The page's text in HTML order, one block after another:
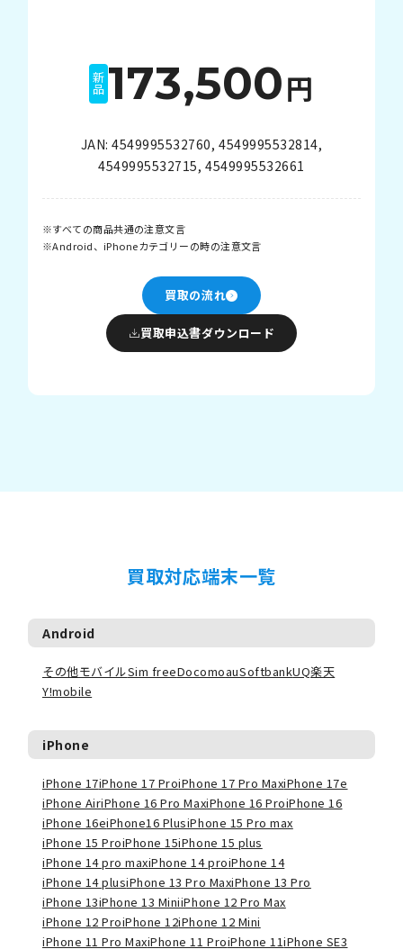
新品173,500円
JAN:4549995532760,4549995532814,
4549995532715,4549995532661
すべての商品共通の注意文言
Android、iPhoneカテゴリーの時の注意文言
買取の流れ
買取申込書ダウンロード
買取対応端末一覧
Android
その他モバイルSim freeDocomoauSoftbankUQ楽天
Y!mobile
iPhone
iPhone 17iPhone 17 ProiPhone 17 Pro MaxiPhone 17e
iPhone AiriPhone 16 Pro MaxiPhone 16 ProiPhone 16
iPhone 16eiPhone16 PlusiPhone 15 Pro max
iPhone 15 ProiPhone 15iPhone 15 plus
iPhone 14 pro maxiPhone 14 proiPhone 14
iPhone 14 plusiPhone 13 Pro MaxiPhone 13 Pro
iPhone 13iPhone 13 MiniiPhone 12 Pro Max
iPhone 12 ProiPhone 12iPhone 12 Mini
iPhone 11 Pro MaxiPhone 11 ProiPhone 11iPhone SE3